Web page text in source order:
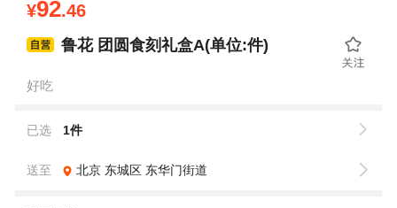
¥92.46
鲁花 团圆食刻礼盒A(单位:件)
好吃
已选 1件
送至 北京 东城区 东华门街道